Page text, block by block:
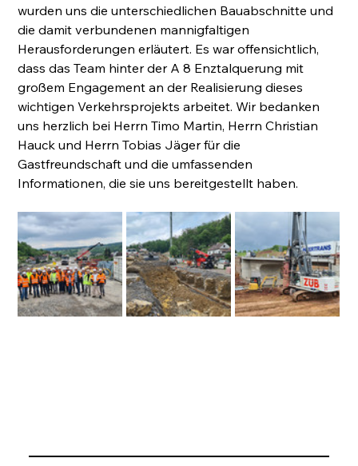
wurden uns die unterschiedlichen Bauabschnitte und
die damit verbundenen mannigfaltigen
Herausforderungen erläutert. Es war offensichtlich,
dass das Team hinter der A 8 Enztalquerung mit
großem Engagement an der Realisierung dieses
wichtigen Verkehrsprojekts arbeitet. Wir bedanken
uns herzlich bei Herrn Timo Martin, Herrn Christian
Hauck und Herrn Tobias Jäger für die
Gastfreundschaft und die umfassenden
Informationen, die sie uns bereitgestellt haben.